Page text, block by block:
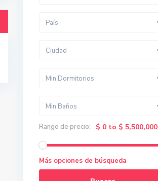
País
Ciudad
Min Dormitorios
Min Baños
Rango de precio: $ 0 to $ 5,500,000
Más opciones de búsqueda